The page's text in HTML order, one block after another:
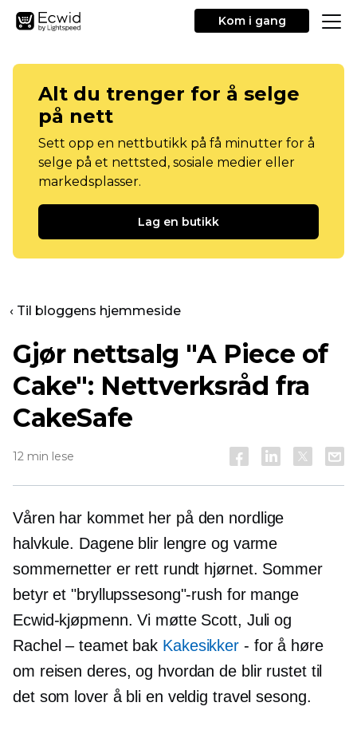
Kom i gang
Alt du trenger for å selge
på nett
Sett opp en nettbutikk på få minutter for å
selge på et nettsted, sosiale medier eller
markedsplasser.
Lag en butikk
‹ Til bloggens hjemmeside
Gjør nettsalg "A Piece of
Cake": Nettverksråd fra
CakeSafe
12 min lese
Våren har kommet her på den nordlige
halvkule. Dagene blir lengre og varme
sommernetter er rett rundt hjørnet. Sommer
betyr et "bryllupssesong"-rush for mange
Ecwid-kjøpmenn. Vi møtte Scott, Juli og
Rachel – teamet bak Kakesikker - for å høre
om reisen deres, og hvordan de blir rustet til
det som lover å bli en veldig travel sesong.